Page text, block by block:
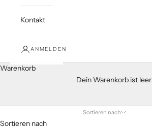
Kontakt
ANMELDEN
Warenkorb
Dein Warenkorb ist leer
Sortieren nach
Sortieren nach